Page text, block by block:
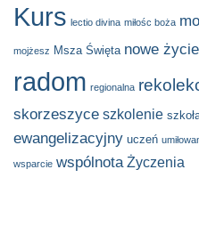
Kurs lectio divina miłośc boża
mojżesz Msza Święta nowe życie
radom regionalna
skorzeszyce szkolenie
ewangelizacyjny uczeń
wsparcie wspólnota Życzenia